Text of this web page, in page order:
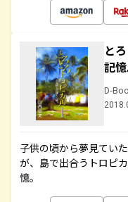
と
記
D-
子供の頃から夢見てい
が、島で出合うトロピ
憶。